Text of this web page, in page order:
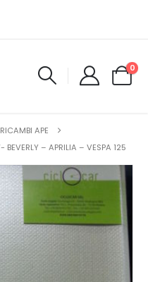
0
RICAMBI APE
BEVERLY – APRILIA – VESPA 125